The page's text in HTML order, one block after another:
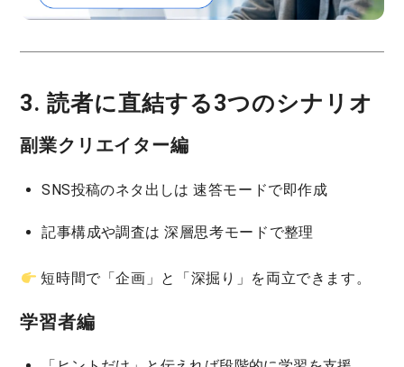
3. 読者に直結する3つのシナリオ
副業クリエイター編
SNS投稿のネタ出しは速答モードで即作成
記事構成や調査は深層思考モード で整理
短時間で「企画」と「深掘り」を両立できます。
学習者編